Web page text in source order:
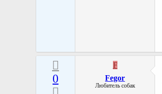
0
F
Fegor
Любитель собак